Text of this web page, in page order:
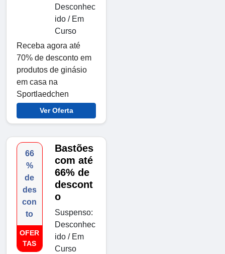
Desconhec
ido / Em
Curso
Receba agora até
70% de desconto em
produtos de ginásio
em casa na
Sportlaedchen
Ver Oferta
66
%
de
des
con
to
OFER
TAS
Bastões
com até
66% de
descont
o
Suspenso:
Desconhec
ido / Em
Curso